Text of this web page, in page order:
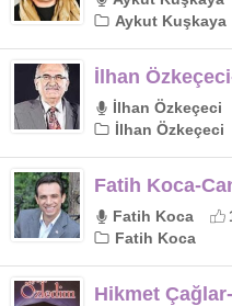
Aykut Kuşkaya
İlhan
İlhan Özkeçeci
İlhan Özkeçeci
Fatih Koca-
Fatih Koca
Fatih Koca
Hikmet